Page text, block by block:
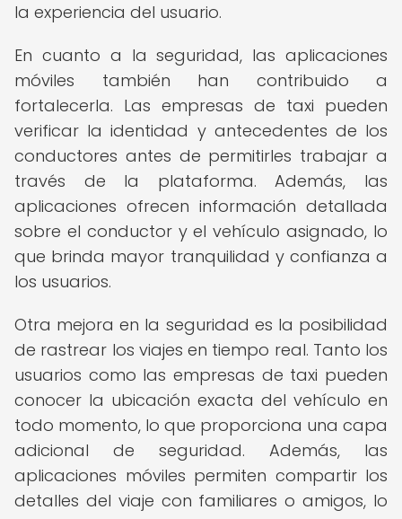
la experiencia del usuario.
En cuanto a la seguridad, las aplicaciones
móviles también han contribuido a
fortalecerla. Las empresas de taxi pueden
verificar la identidad y antecedentes de los
conductores antes de permitirles trabajar a
través de la plataforma. Además, las
aplicaciones ofrecen información detallada
sobre el conductor y el vehículo asignado, lo
que brinda mayor tranquilidad y confianza a
los usuarios.
Otra mejora en la seguridad es la posibilidad
de rastrear los viajes en tiempo real. Tanto los
usuarios como las empresas de taxi pueden
conocer la ubicación exacta del vehículo en
todo momento, lo que proporciona una capa
adicional de seguridad. Además, las
aplicaciones móviles permiten compartir los
detalles del viaje con familiares o amigos, lo